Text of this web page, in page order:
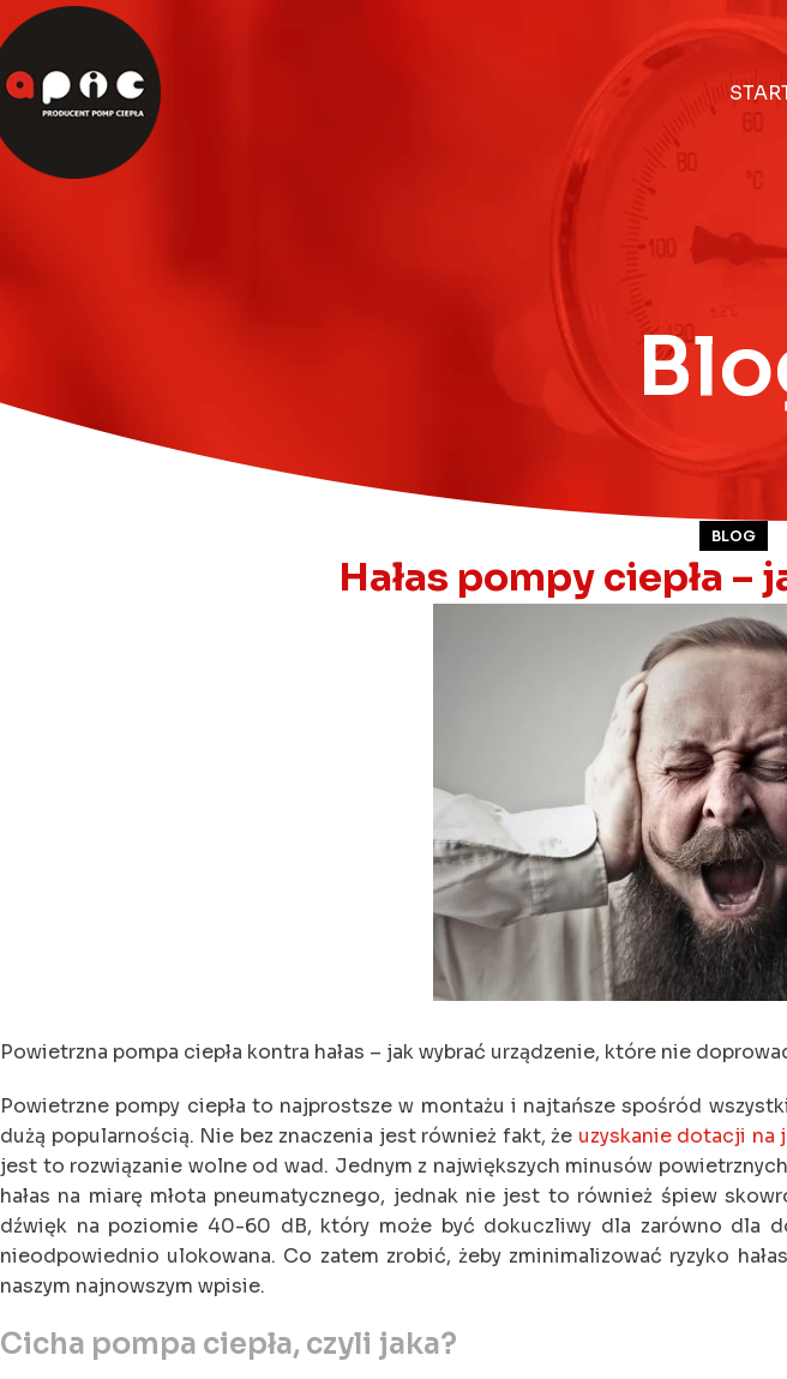
BLOG
Hałas pompy ciepła –
Powietrzna pompa ciepła kontra hałas – jak wybrać urządzenie, które nie
Powietrzne pompy ciepła to najprostsze w montażu i najtańsze spośród
dużą popularnością. Nie bez znaczenia jest również fakt, że uzyskanie dotacji na
jest to rozwiązanie wolne od wad. Jednym z największych minusów
hałas na miarę młota pneumatycznego, jednak nie jest to również śpiew
dźwięk na poziomie 40-60 dB, który może być dokuczliwy dla zarówno dla
nieodpowiednio ulokowana. Co zatem zrobić, żeby zminimalizować ryzyko
naszym najnowszym wpisie.
Cicha pompa ciepła, czyli jaka?